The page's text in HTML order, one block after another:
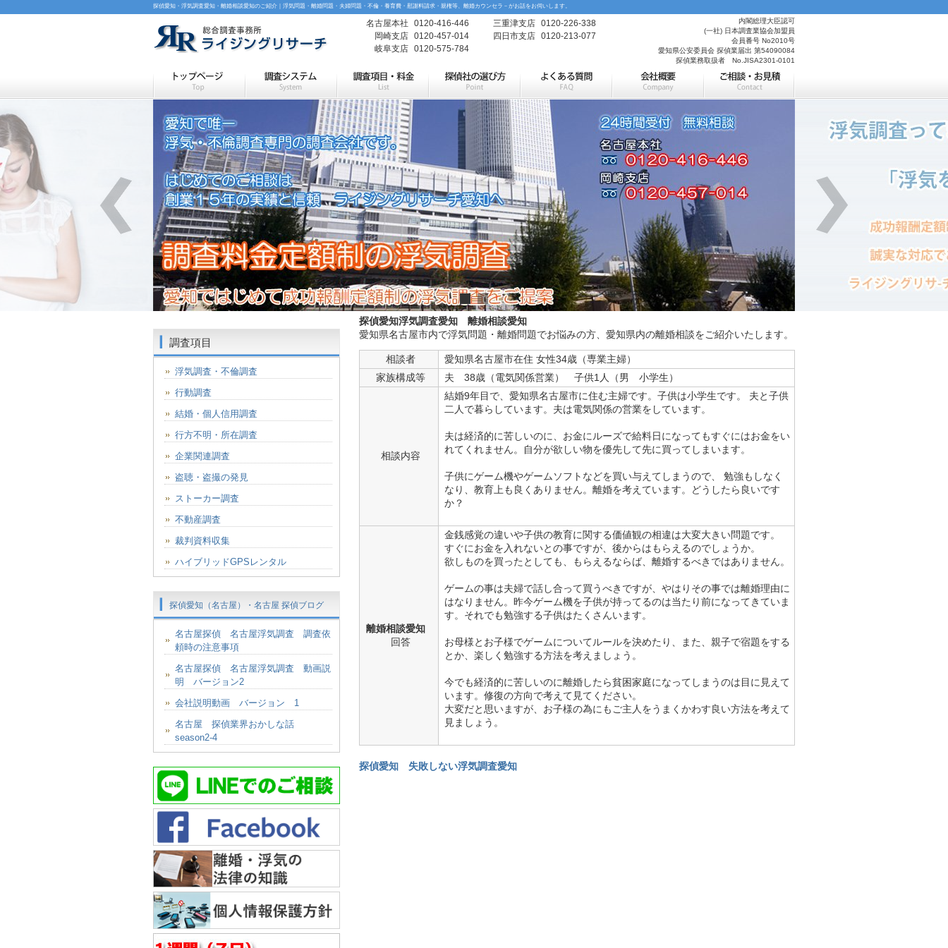
探偵愛知・浮気調査愛知・離婚相談愛知のご紹介｜浮気問題・離婚問題・夫婦問題・不倫・養育費・慰謝料請求・親権等、離婚カウンセラ－がお話をお伺いします。
名古屋本社 0120-416-446 三重津支店 0120-226-338
岡崎支店 0120-457-014 四日市支店 0120-213-077
岐阜支店 0120-575-784
内閣総理大臣認可
(一社) 日本調査業協会加盟員
会員番号 No2010号
愛知県公安委員会 探偵業届出 第54090084
探偵業務取扱者 No.JISA2301-0101
探偵愛知浮気調査愛知
離婚相談愛知
愛知県名古屋市内で浮気問題・離婚問題でお悩みの方、愛知県内の離婚相談をご紹介いたします。
相談者
愛知県名古屋市在住 女性34歳（専業主婦）
家族構成等
夫 38歳（電気関係営業） 子供1人（男 小学生）
相談内容
結婚9年目で、愛知県名古屋市に住む主婦です。子供は小学生です。 夫と子供
二人で暮らしています。夫は電気関係の営業をしています。
夫は経済的に苦しいのに、お金にルーズで給料日になってもすぐにはお金をい
れてくれません。自分が欲しい物を優先して先に買ってしまいます。
子供にゲーム機やゲームソフトなどを買い与えてしまうので、 勉強もしなく
なり、教育上も良くありません。離婚を考えています。どうしたら良いです
か？
離婚相談愛知
回答
金銭感覚の違いや子供の教育に関する価値観の相違は大変大きい問題です。
すぐにお金を入れないとの事ですが、後からはもらえるのでしょうか。
欲しものを買ったとしても、もらえるならば、離婚するべきではありません。
ゲームの事は夫婦で話し合って買うべきですが、やはりその事では離婚理由に
はなりません。昨今ゲーム機を子供が持ってるのは当たり前になってきていま
す。それでも勉強する子供はたくさんいます。
お母様とお子様でゲームについてルールを決めたり、また、親子で宿題をする
とか、楽しく勉強する方法を考えましょう。
今でも経済的に苦しいのに離婚したら貧困家庭になってしまうのは目に見えて
います。修復の方向で考えて見てください。
大変だと思いますが、お子様の為にもご主人をうまくかわす良い方法を考えて
見ましょう。
探偵愛知 失敗しない浮気調査愛知
調査項目
浮気調査・不倫調査
行動調査
結婚・個人信用調査
行方不明・所在調査
企業関連調査
盗聴・盗撮の発見
ストーカー調査
不動産調査
裁判資料収集
ハイブリッドGPSレンタル
探偵愛知（名古屋）・名古屋 探偵ブログ
名古屋探偵 名古屋浮気調査 調査依
頼時の注意事項
名古屋探偵 名古屋浮気調査 動画説
明 バージョン2
会社説明動画 バージョン 1
名古屋 探偵業界おかしな話
season2-4